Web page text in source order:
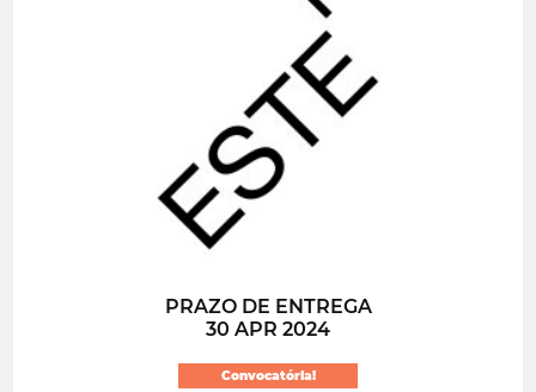
PRAZO DE ENTREGA
30 APR 2024
Convocatória!